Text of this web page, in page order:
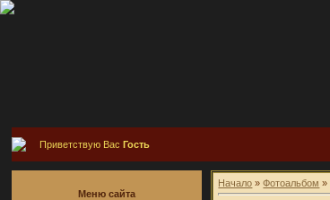
Приветствую ВасГость
Меню сайта
Начало »Фотоальбом »